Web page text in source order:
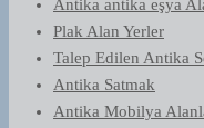
Antika antika eşya
Plak Alan Yerler
Talep Edilen Antika
Antika Satmak
Antika Mobilya